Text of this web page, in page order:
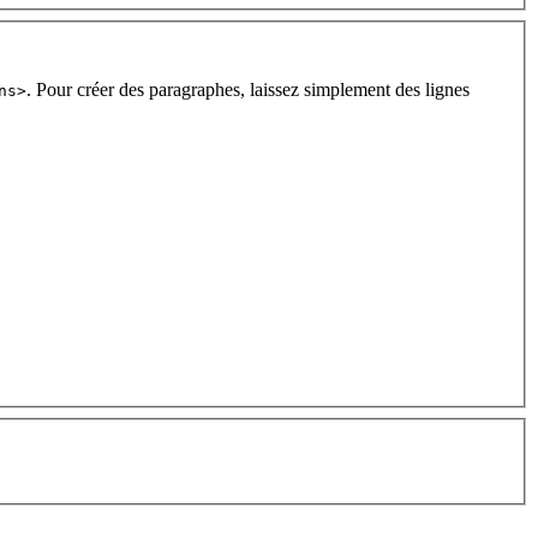
. Pour créer des paragraphes, laissez simplement des lignes